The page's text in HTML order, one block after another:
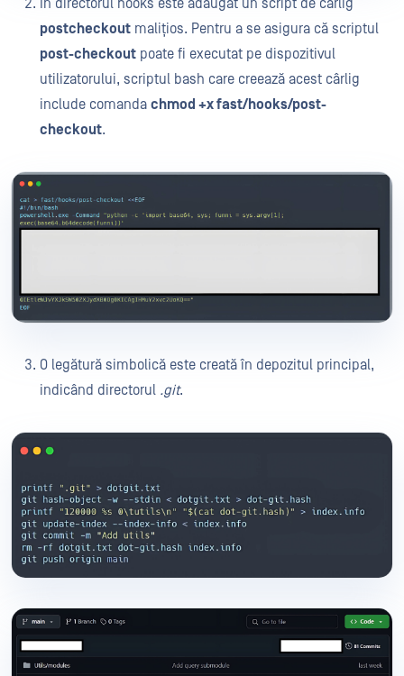
În directorul hooks este adăugat un script de cârlig
postcheckout malițios. Pentru a se asigura că scriptul
post-checkout poate fi executat pe dispozitivul
utilizatorului, scriptul bash care creează acest cârlig
include comanda chmod +x fast/hooks/post-
checkout.
O legătură simbolică este creată în depozitul principal,
indicând directorul .git.